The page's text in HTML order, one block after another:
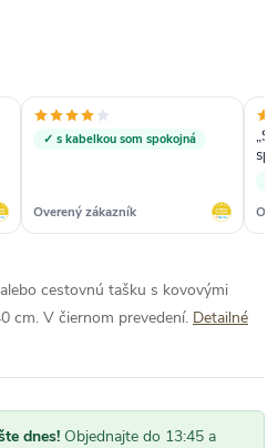
✓ s kabelkou som spokojná
Overený zákazník
„S
cestovnú tašku s kovovými
cm. V čiernom prevedení. Detailné
dnes! Objednajte do 13:45 a